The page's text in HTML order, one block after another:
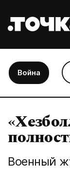
Война
Военный